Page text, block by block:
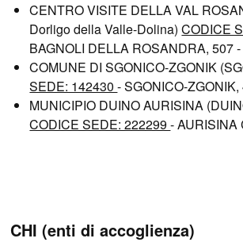
CHI (enti di accoglienza)
CENTRO VISITE DELLA VAL
Dorligo della Valle-Dolina)CODICE
BAGNOLI DELLA ROSANDRA, 507
COMUNE DI SGONICO-ZGONIK
SEDE: 142430- SGONICO-ZGONIK,
MUNICIPIO DUINO AURISINA
CODICE SEDE: 222299- AURISINA